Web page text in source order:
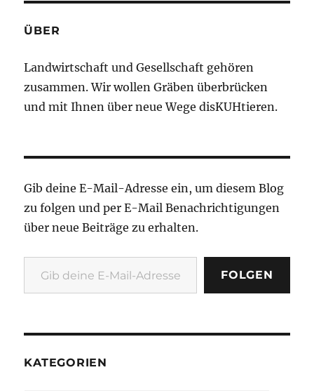
ÜBER
Landwirtschaft und Gesellschaft gehören
zusammen. Wir wollen Gräben überbrücken
und mit Ihnen über neue Wege disKUHtieren.
Gib deine E-Mail-Adresse ein, um diesem Blog
zu folgen und per E-Mail Benachrichtigungen
über neue Beiträge zu erhalten.
Gib deine E-Mail-Adresse ein ...
FOLGEN
KATEGORIEN